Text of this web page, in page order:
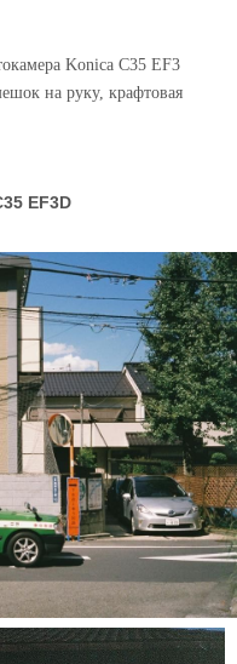
Konica C35 EF3
на руку, крафтовая
EF3D